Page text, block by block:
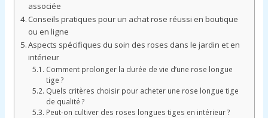
associée
Conseils pratiques pour un achat rose réussi en boutique
ou en ligne
Aspects spécifiques du soin des roses dans le jardin et en
intérieur
Comment prolonger la durée de vie d’une rose longue
tige ?
Quels critères choisir pour acheter une rose longue tige
de qualité ?
Peut-on cultiver des roses longues tiges en intérieur ?